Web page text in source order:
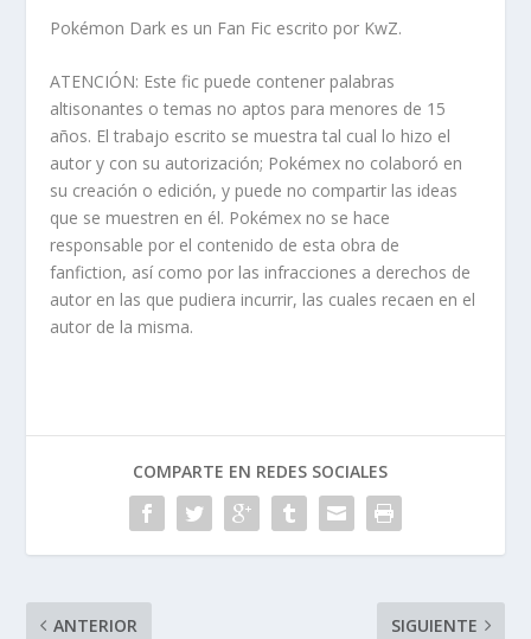
Pokémon Dark es un Fan Fic escrito por KwZ.
ATENCIÓN: Este fic puede contener palabras
altisonantes o temas no aptos para menores de 15
años. El trabajo escrito se muestra tal cual lo hizo el
autor y con su autorización; Pokémex no colaboró en
su creación o edición, y puede no compartir las ideas
que se muestren en él. Pokémex no se hace
responsable por el contenido de esta obra de
fanfiction, así como por las infracciones a derechos de
autor en las que pudiera incurrir, las cuales recaen en el
autor de la misma.
COMPARTE EN REDES SOCIALES
ANTERIOR SIGUIENTE